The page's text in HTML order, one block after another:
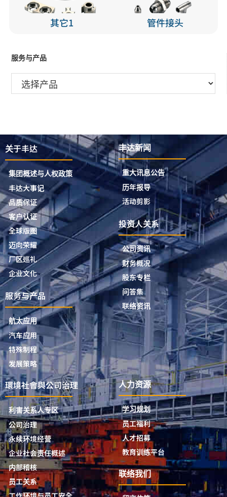
服务与产品
其它1 管件接头
关于丰达
集团概述与人权政策
丰达大事记
品质保证
客户认证
全球版图
迈向荣耀
厂区巡礼
企业文化
服务与产品
航太应用
汽车应用
特殊制程
发展策略
丰达新闻
重大讯息公告
历年报导
活动剪影
投资人关系
公司资讯
财务概况
股东专栏
问答集
联络资讯
環境社會與公司治理
利害关系人专区
公司治理
永续环境经营
企业社会责任概述
内部稽核
员工关系
人力资源
学习规划
员工福利
人才招募
教育训练平台
联络我们